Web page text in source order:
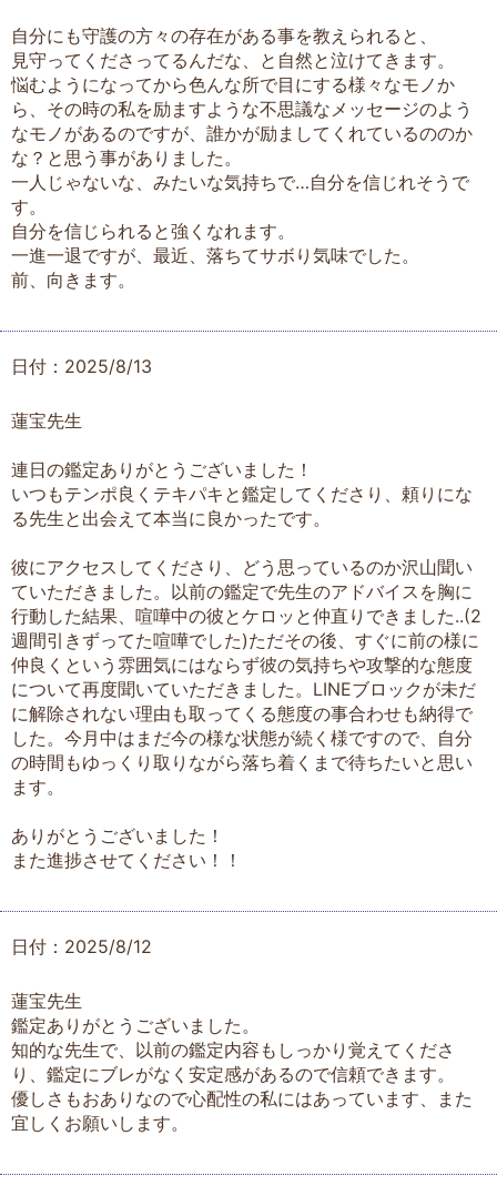
自分にも守護の方々の存在がある事を教えられると、
見守ってくださってるんだな、と自然と泣けてきます。
悩むようになってから色んな所で目にする様々なモノか
ら、その時の私を励ますような不思議なメッセージのよう
なモノがあるのですが、誰かが励ましてくれているののか
な？と思う事がありました。
一人じゃないな、みたいな気持ちで…自分を信じれそうで
す。
自分を信じられると強くなれます。
一進一退ですが、最近、落ちてサボり気味でした。
前、向きます。
日付：2025/8/13
蓮宝先生
連日の鑑定ありがとうございました！
いつもテンポ良くテキパキと鑑定してくださり、頼りにな
る先生と出会えて本当に良かったです。
彼にアクセスしてくださり、どう思っているのか沢山聞い
ていただきました。以前の鑑定で先生のアドバイスを胸に
行動した結果、喧嘩中の彼とケロッと仲直りできました..(2
週間引きずってた喧嘩でした)ただその後、すぐに前の様に
仲良くという雰囲気にはならず彼の気持ちや攻撃的な態度
について再度聞いていただきました。LINEブロックが未だ
に解除されない理由も取ってくる態度の事合わせも納得で
した。今月中はまだ今の様な状態が続く様ですので、自分
の時間もゆっくり取りながら落ち着くまで待ちたいと思い
ます。
ありがとうございました！
また進捗させてください！！
日付：2025/8/12
蓮宝先生
鑑定ありがとうございました。
知的な先生で、以前の鑑定内容もしっかり覚えてくださ
り、鑑定にブレがなく安定感があるので信頼できます。
優しさもおありなので心配性の私にはあっています、また
宜しくお願いします。